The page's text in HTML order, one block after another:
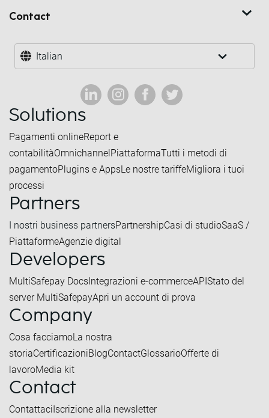
Contact
Italian
Solutions
Pagamenti onlineReport e
contabilitàOmnichannelPiattaformaTutti i metodi di
pagamentoPlugins e AppsLe nostre tariffeMigliora i tuoi
processi
Partners
I nostri business partnersPartnershipCasi di studioSaaS /
PiattaformeAgenzie digital
Developers
MultiSafepay DocsIntegrazioni e-commerceAPIStato del
server MultiSafepayApri un account di prova
Company
Cosa facciamoLa nostra
storiaCertificazioniBlogContactGlossarioOfferte di
lavoroMedia kit
Contact
ContattaciIscrizione alla newsletter